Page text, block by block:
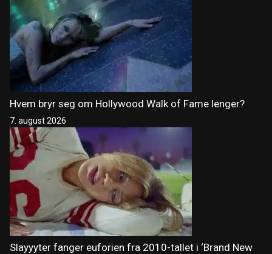
Hvem bryr seg om Hollywood Walk of Fame lenger?
7. august 2026
Slayyyter fanger euforien fra 2010-tallet i ‘Brand New